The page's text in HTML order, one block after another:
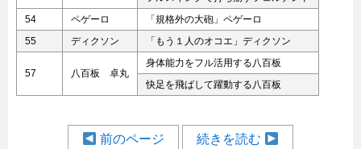
54
ペゲーロ
「規格外の大砲」ペゲーロ
55
ディクソン 「もう１人のオコエ」ディクソン
57 八百板 卓丸
身体能力をフル活用する八百板
快足を飛ばして躍動する八百板
前のページ 続きを読む